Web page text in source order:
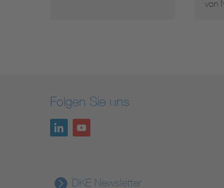
Folgen Sie uns
DKE Newsletter